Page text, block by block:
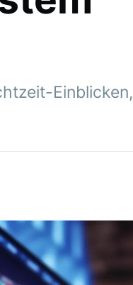
Einblicken,